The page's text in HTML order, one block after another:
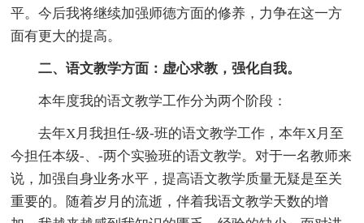
平。今后我将继续加强师德方面的修养，力争在这一方
面有更大的提高。
二、语文教学方面：虚心求教，强化自我。
本年度我的语文教学工作分为两个阶段：
去年X月我担任-级-班的语文教学工作，本年X月至
今担任本级-、-两个实验班的语文教学。对于一名教师来
说，加强自身业务水平，提高语文教学质量无疑是至关
重要的。随着岁月的流逝，伴着我语文教学天数的增